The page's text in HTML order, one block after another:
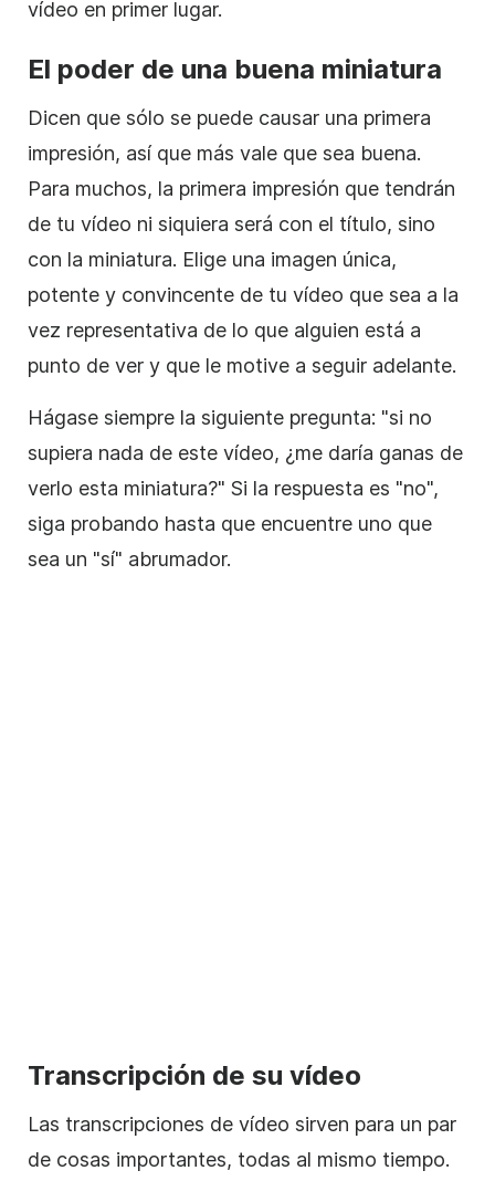
vídeo en primer lugar.
El poder de una buena miniatura
Dicen que sólo se puede causar una primera
impresión, así que más vale que sea buena.
Para muchos, la primera impresión que tendrán
de tu vídeo ni siquiera será con el título, sino
con la miniatura. Elige una imagen única,
potente y convincente de tu vídeo que sea a la
vez representativa de lo que alguien está a
punto de ver y que le motive a seguir adelante.
Hágase siempre la siguiente pregunta: "si no
supiera nada de este vídeo, ¿me daría ganas de
verlo esta miniatura?" Si la respuesta es "no",
siga probando hasta que encuentre uno que
sea un "sí" abrumador.
Transcripción de su vídeo
Las transcripciones de vídeo sirven para un par
de cosas importantes, todas al mismo tiempo.